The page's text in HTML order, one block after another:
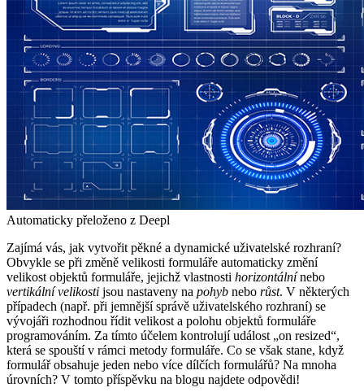
Automaticky přeloženo z Deepl
Zajímá vás, jak vytvořit pěkné a dynamické uživatelské rozhraní?
Obvykle se při změně velikosti formuláře automaticky změní
velikost objektů formuláře, jejichž vlastnosti horizontálnínebo
vertikální velikosti jsou nastaveny na pohyb nebo růst. V některých
případech (např. při jemnější správě uživatelského rozhraní) se
vývojáři rozhodnou řídit velikost a polohu objektů formuláře
programováním. Za tímto účelem kontrolují událost „on resized“,
která se spouští v rámci metody formuláře. Co se však stane, když
formulář obsahuje jeden nebo více dílčích formulářů? Na mnoha
úrovních? V tomto příspěvku na blogu najdete odpovědi!